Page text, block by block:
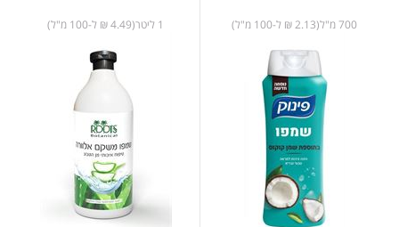
700 מ"ל(2.13 ₪ ל-100 מ"ל) 1 ליטר(4.49 ₪ ל-100 מ"ל)